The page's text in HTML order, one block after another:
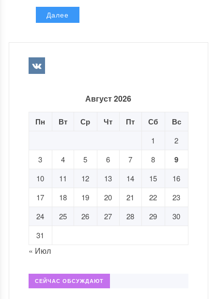
Далее
Август 2026
Пн Вт Ср Чт Пт Сб Вс
1
2
3
4 5 6 7 8 9
10 11 12 13 14 15
16
17
18 19 20 21 22
23
24
25 26 27 28 29
30
31
« Июл
СЕЙЧАС ОБСУЖДАЮТ